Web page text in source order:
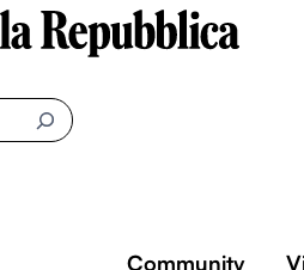
Community